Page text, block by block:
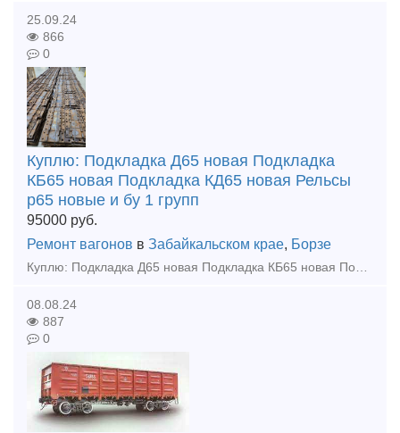
25.09.24
866
0
Куплю: Подкладка Д65 новая Подкладка
КБ65 новая Подкладка КД65 новая Рельсы
р65 новые и бу 1 групп
95000 руб.
Ремонт вагонов в Забайкальском крае, Борзе
Куплю: Подкладка Д65 новая Подкладка КБ65 новая Подкладка КД65 новая Рельсы р65 новые и бу 1 группа Купим - Запчасти от стрелочных переводов (башмаки, лафеты, тяги межостряковые, вкладыши
08.08.24
887
0